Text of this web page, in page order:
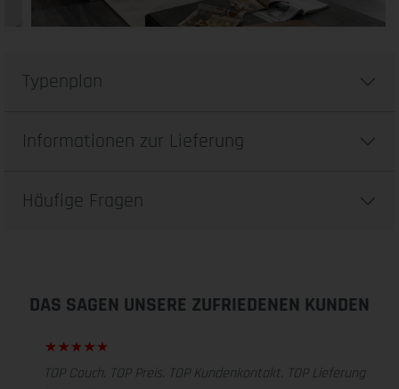
Typenplan
Informationen zur Lieferung
Häufige Fragen
DAS SAGEN UNSERE ZUFRIEDENEN KUNDEN
TOP Couch. TOP Preis. TOP Kundenkontakt. TOP Lieferung